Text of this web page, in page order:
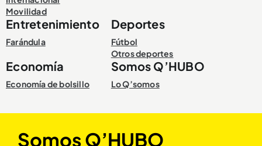
Movilidad
Entretenimiento
Farándula
Deportes
Fútbol
Otros deportes
Economía
Economía de bolsillo
Somos Q’HUBO
Lo Q’somos
Somos Q’HUBO